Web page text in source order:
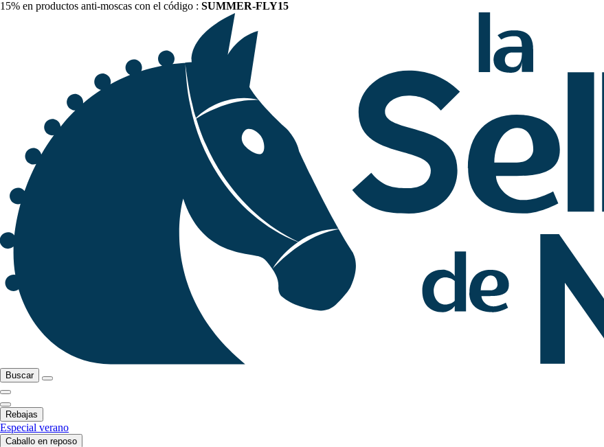
15% en productos anti-moscas con el código : SUMMER-FLY15
Buscar
Rebajas
Especial verano
Caballo en reposo